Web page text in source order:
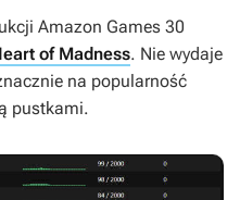
Amazon Games 30
of Madness. Nie wydaje
na popularność
pustkami.